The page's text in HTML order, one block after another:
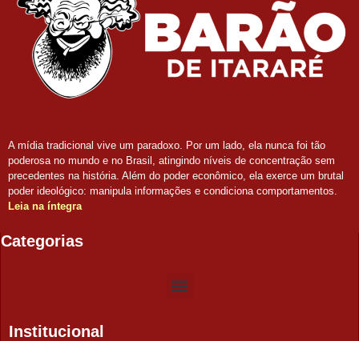
A mídia tradicional vive um paradoxo. Por um lado, ela nunca foi tão
poderosa no mundo e no Brasil, atingindo níveis de concentração sem
precedentes na história. Além do poder econômico, ela exerce um brutal
poder ideológico: manipula informações e condiciona comportamentos.
Leia na íntegra
Categorias
Institucional